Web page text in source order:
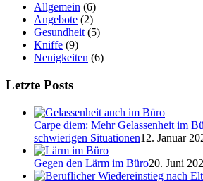
Allgemein (6)
Angebote (2)
Gesundheit (5)
Kniffe (9)
Neuigkeiten (6)
Letzte Posts
Carpe diem: Mehr Gelassenheit im
schwierigen Situationen12. Januar
Gegen den Lärm im Büro20. Juni